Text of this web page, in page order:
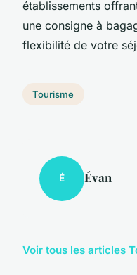
établissements
une consigne à
flexibilité de votre
Tourisme
É Évan
Voir tous les articles